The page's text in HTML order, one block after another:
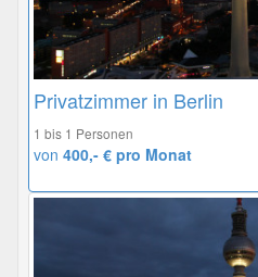
Privatzimmer in Berlin
1 bis 1 Personen
von 400,- € pro Monat